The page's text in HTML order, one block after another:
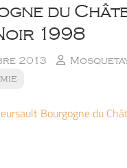
du
1998
2013
Bourgogne du